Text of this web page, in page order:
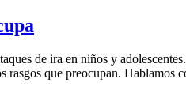
de ira en niños y
que preocupan. Hablamos